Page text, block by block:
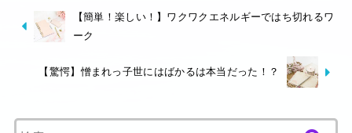
【簡単！楽しい！】ワクワクエネルギーではち切れるワ
ーク
【驚愕】憎まれっ子世にはばかるは本当だった！？